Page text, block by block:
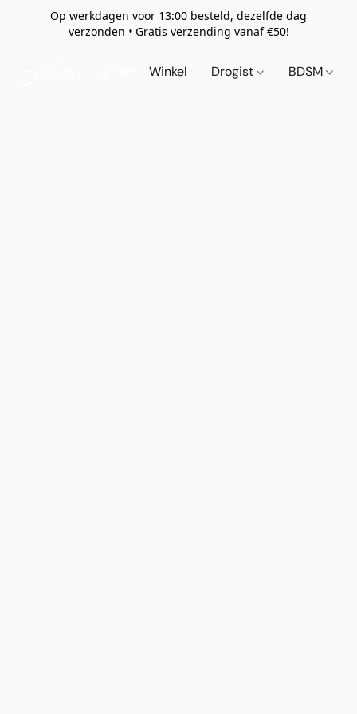
Op werkdagen voor 13:00 besteld, dezelfde dag
verzonden • Gratis verzending vanaf €50!
Winkel Drogist BDSM